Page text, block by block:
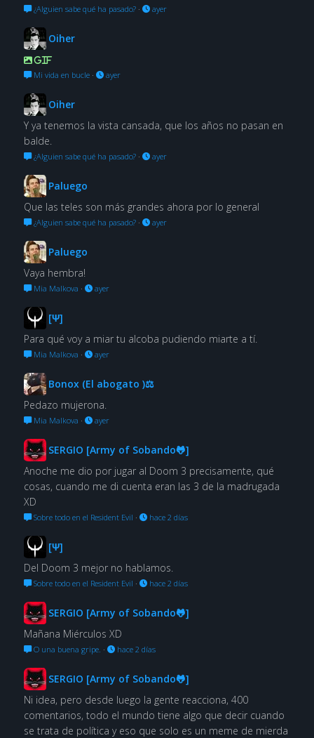
¿Alguien sabe qué ha pasado?· ayer
Oiher
GIF
Mi vida en bucle· ayer
Oiher
Y ya tenemos la vista cansada, que los años no pasan en
balde.
¿Alguien sabe qué ha pasado?· ayer
Paluego
Que las teles son más grandes ahora por lo general
¿Alguien sabe qué ha pasado?· ayer
Paluego
Vaya hembra!
Mia Malkova · ayer
[Ψ]
Para qué voy a miar tu alcoba pudiendo miarte a tí.
Mia Malkova · ayer
Bonox (El abogato )⚖
Pedazo mujerona.
Mia Malkova · ayer
SERGIO [Army of Sobando🐸]
Anoche me dio por jugar al Doom 3 precisamente, qué
cosas, cuando me di cuenta eran las 3 de la madrugada
XD
Sobre todo en el Resident Evil · hace 2 días
[Ψ]
Del Doom 3 mejor no hablamos.
Sobre todo en el Resident Evil · hace 2 días
SERGIO [Army of Sobando🐸]
Mañana Miérculos XD
O una buena gripe. · hace 2 días
SERGIO [Army of Sobando🐸]
Ni idea, pero desde luego la gente reacciona, 400
comentarios, todo el mundo tiene algo que decir cuando
se trata de política y eso que solo es un meme de mierda